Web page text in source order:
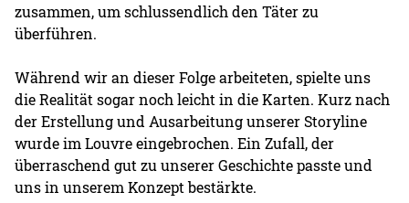
zusammen, um schlussendlich den Täter zu
überführen.
Während wir an dieser Folge arbeiteten, spielte uns
die Realität sogar noch leicht in die Karten. Kurz nach
der Erstellung und Ausarbeitung unserer Storyline
wurde im Louvre eingebrochen. Ein Zufall, der
überraschend gut zu unserer Geschichte passte und
uns in unserem Konzept bestärkte.